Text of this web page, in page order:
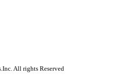
All rights Reserved